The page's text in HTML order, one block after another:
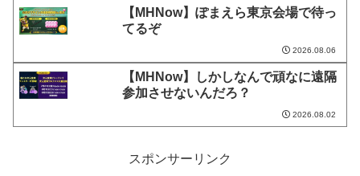
【MHNow】ぽまえら東京会場で待っ
てるぞ
2026.08.06
【MHNow】しかしなんで頑なに遠隔
参加させないんだろ？
2026.08.02
スポンサーリンク